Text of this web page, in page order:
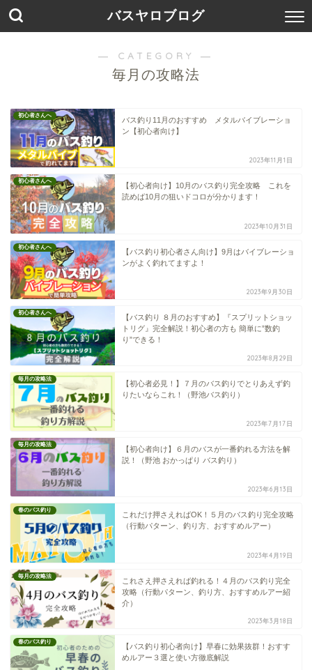
バスヤロブログ
― CATEGORY ―
毎月の攻略法
初心者さんへ
バス釣り11月のおすすめ メタルバイブレーショ
ン【初心者向け】
2023年11月1日
初心者さんへ
【初心者向け】10月のバス釣り完全攻略 これを
読めば10月の狙いドコロが分かります！
2023年10月31日
初心者さんへ
【バス釣り初心者さん向け】9月はバイブレーショ
ンがよく釣れてますよ！
2023年9月30日
初心者さんへ
【バス釣り ８月のおすすめ】『スプリットショッ
トリグ』完全解説！初心者の方も 簡単に”数釣
り”できる！
2023年8月29日
毎月の攻略法
【初心者必見！】７月のバス釣りでとりあえず釣
りたいならこれ！（野池バス釣り）
2023年7月17日
毎月の攻略法
【初心者向け】６月のバスが一番釣れる方法を解
説！（野池 おかっぱり バス釣り）
2023年6月13日
春のバス釣り
これだけ押さえればOK！５月のバス釣り完全攻略
（行動パターン、釣り方、おすすめルアー）
2023年4月19日
毎月の攻略法
これさえ押さえれば釣れる！４月のバス釣り完全
攻略（行動パターン、釣り方、おすすめルアー紹
介）
2023年3月18日
春のバス釣り
【バス釣り初心者向け】早春に効果抜群！おすす
めルアー３選と使い方徹底解説